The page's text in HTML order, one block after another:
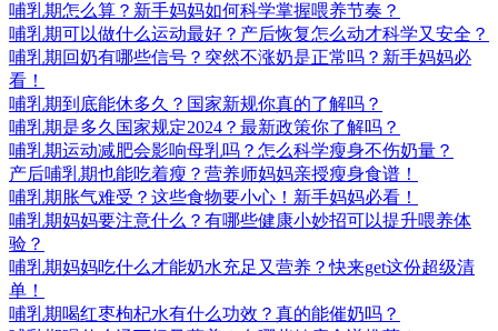
哺乳期怎么算？新手妈妈如何科学掌握喂养节奏？
哺乳期可以做什么运动最好？产后恢复怎么动才科学又安全？
哺乳期回奶有哪些信号？突然不涨奶是正常吗？新手妈妈必
看！
哺乳期到底能休多久？国家新规你真的了解吗？
哺乳期是多久国家规定2024？最新政策你了解吗？
哺乳期运动减肥会影响母乳吗？怎么科学瘦身不伤奶量？
产后哺乳期也能吃着瘦？营养师妈妈亲授瘦身食谱！
哺乳期胀气难受？这些食物要小心！新手妈妈必看！
哺乳期妈妈要注意什么？有哪些健康小妙招可以提升喂养体
验？
哺乳期妈妈吃什么才能奶水充足又营养？快来get这份超级清
单！
哺乳期喝红枣枸杞水有什么功效？真的能催奶吗？